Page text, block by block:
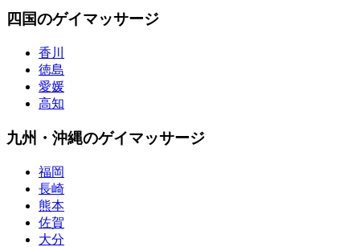
四国のゲイマッサージ
香川
徳島
愛媛
高知
九州・沖縄のゲイマッサージ
福岡
長崎
熊本
佐賀
大分